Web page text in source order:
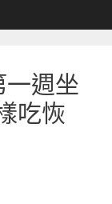
一週坐
吃恢